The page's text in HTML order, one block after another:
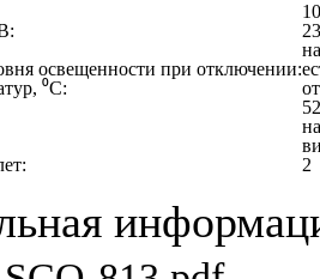
освещенности при отключении:
⁰С:
2